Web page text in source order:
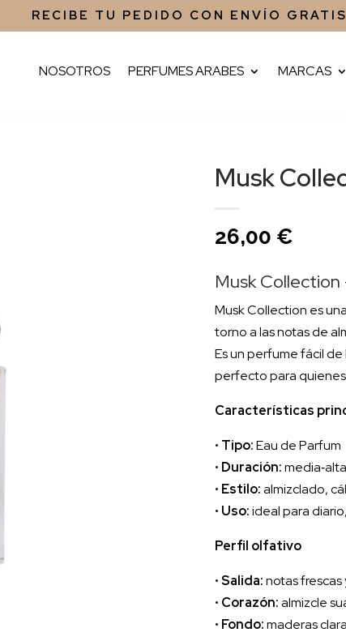
RECIBE TU PEDIDO CON ENVÍO GRATIS
NOSOTROS PERFUMES ARABES MARCAS
Musk
26,00 €
Musk Collection
Musk Collection es
torno a las notas de
Es un perfume fácil
perfecto para
Características
• Tipo:Eau de Parfum
• Duración:media‑alta
• Estilo:almizclado,
• Uso:ideal para
Perfil olfativo
•Salida:notas frescas
• Corazón:almizcle
• Fondo:maderas